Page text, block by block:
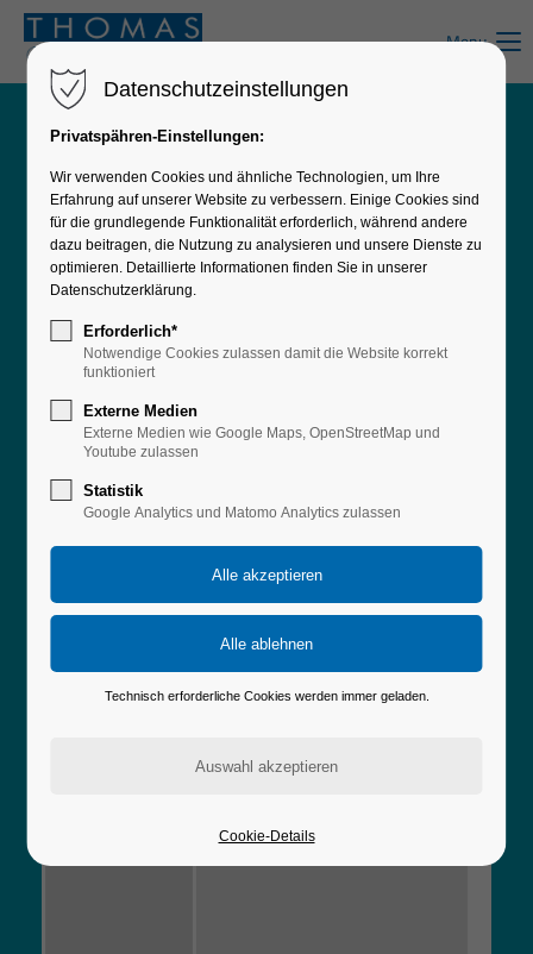
Menu
Sie benötigen einenService oder
technischen Support?
Unsere erfahrenen Service-Techniker stehen Ihnen bei allen Fragen
und Problemen rund um Ihre Drucker und Multifunktionsgeräte zur
Verfügung. Egal ob es sich um Papierstaus, Fehlermeldungen,
Druckqualitätsprobleme oder technische Störungen handelt – wir
sorgen für eine schnelle und zuverlässige Lösung.
Datenschutzeinstellungen
Privatspähren-Einstellungen:
Wir verwenden Cookies und ähnliche Technologien, um Ihre
Erfahrung auf unserer Website zu verbessern. Einige Cookies sind
für die grundlegende Funktionalität erforderlich, während andere
dazu beitragen, die Nutzung zu analysieren und unsere Dienste zu
optimieren. Detaillierte Informationen finden Sie in unserer
Datenschutzerklärung.
Erforderlich*
Notwendige Cookies zulassen damit die Website korrekt
funktioniert
Externe Medien
Externe Medien wie Google Maps, OpenStreetMap und
Youtube zulassen
Statistik
Google Analytics und Matomo Analytics zulassen
Technisch erforderliche Cookies werden immer geladen.
Cookie-Details